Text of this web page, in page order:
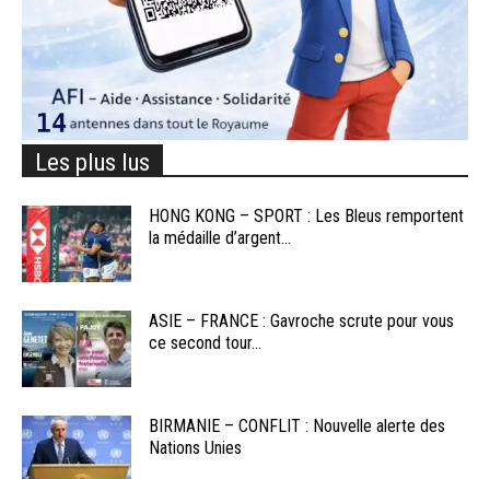
Les plus lus
HONG KONG – SPORT : Les Bleus remportent
la médaille d’argent...
ASIE – FRANCE : Gavroche scrute pour vous
ce second tour...
BIRMANIE – CONFLIT : Nouvelle alerte des
Nations Unies